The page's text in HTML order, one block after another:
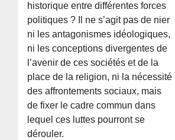
historique entre différentes forces
politiques ? Il ne s’agit pas de nier
ni les antagonismes idéologiques,
ni les conceptions divergentes de
l’avenir de ces sociétés et de la
place de la religion, ni la nécessité
des affrontements sociaux, mais
de fixer le cadre commun dans
lequel ces luttes pourront se
dérouler.